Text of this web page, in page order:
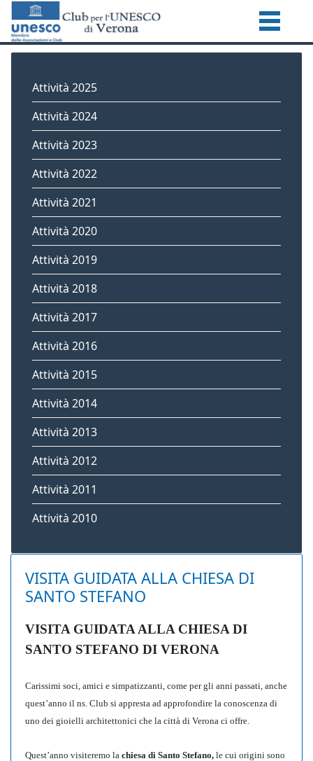
Attività 2025
Attività 2024
Attività 2023
Attività 2022
Attività 2021
Attività 2020
Attività 2019
Attività 2018
Attività 2017
Attività 2016
Attività 2015
Attività 2014
Attività 2013
Attività 2012
Attività 2011
Attività 2010
VISITA GUIDATA ALLA CHIESA DI
SANTO STEFANO
VISITA GUIDATA ALLA CHIESA DI
SANTO STEFANO DI VERONA
Carissimi soci, amici e simpatizzanti, come per gli anni passati, anche
quest’anno il ns. Club si appresta ad approfondire la conoscenza di
uno dei gioielli architettonici che la città di Verona ci offre.
Quest’anno visiteremo la chiesa di Santo Stefano, le cui origini sono